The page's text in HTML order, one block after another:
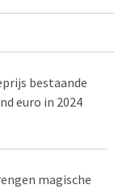
bestaande
euro in 2024
magische